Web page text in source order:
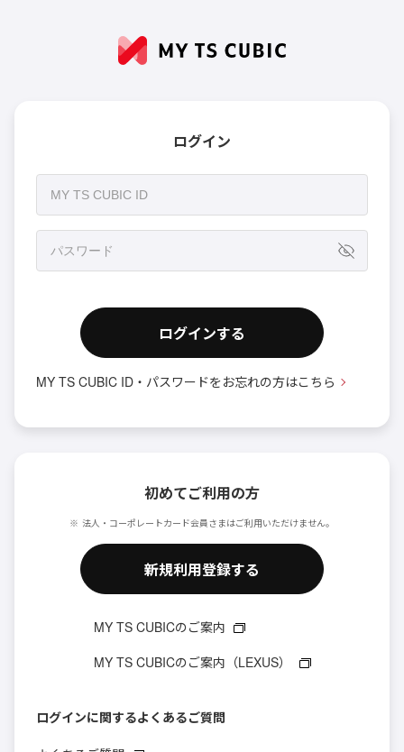
ログイン
ログインする
MY TS CUBIC ID・パスワードをお忘れの方はこちら
初めてご利用の方
法人・コーポレートカード会員さまはご利用いただけません。
新規利用登録する
MY TS CUBICのご案内
MY TS CUBICのご案内（LEXUS）
ログインに関するよくあるご質問